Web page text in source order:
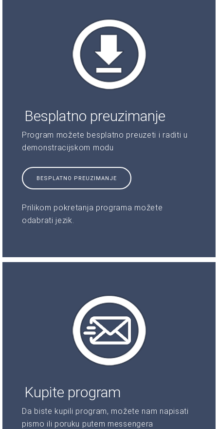
Besplatno preuzimanje
Program možete besplatno preuzeti i raditi u
demonstracijskom modu
BESPLATNO PREUZIMANJE
Prilikom pokretanja programa možete
odabrati jezik.
Kupite program
Da biste kupili program, možete nam napisati
pismo ili poruku putem messengera